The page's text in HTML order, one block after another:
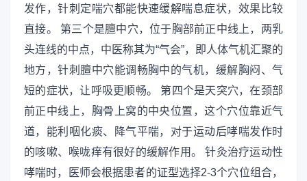
发作，针刺定喘穴都能快速缓解喘息症状，效果比较
直接。 第三个是膻中穴，位于胸部前正中线上，两乳
头连线的中点，中医称其为“气会”，即人体气机汇聚的
地方，针刺膻中穴能调畅胸中的气机，缓解胸闷、气
短的症状，让呼吸更顺畅。 第四个是天突穴，在颈部
前正中线上，胸骨上窝的中央位置，这个穴位靠近气
道，能利咽化痰、降气平喘，对于运动后哮喘发作时
的咳嗽、喉咙痒有很好的缓解作用。 针灸治疗运动性
哮喘时，医师会根据患者的证型选择2-3个穴位组合，